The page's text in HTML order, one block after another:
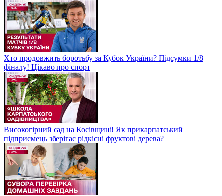
Хто продовжить боротьбу за Кубок України? Підсумки 1/8
фіналу! Цікаво про спорт
Високогірний сад на Косівщині! Як прикарпатський
підприємець зберігає рідкісні фруктові дерева?